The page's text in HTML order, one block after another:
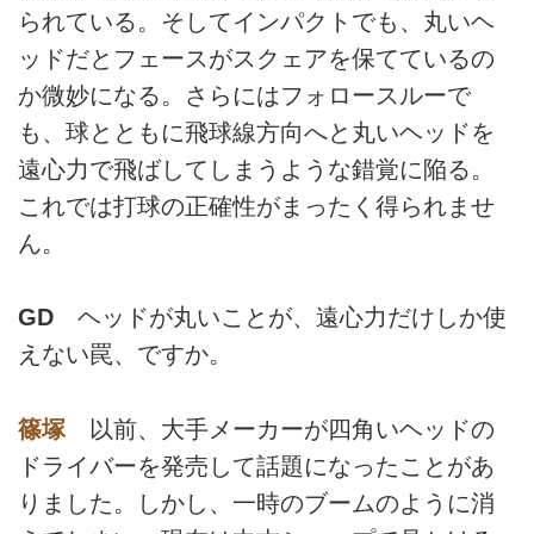
られている。そしてインパクトでも、丸いヘ
ッドだとフェースがスクェアを保てているの
か微妙になる。さらにはフォロースルーで
も、球とともに飛球線方向へと丸いヘッドを
遠心力で飛ばしてしまうような錯覚に陥る。
これでは打球の正確性がまったく得られませ
ん。
GD ヘッドが丸いことが、遠心力だけしか使
えない罠、ですか。
篠塚以前、大手メーカーが四角いヘッドの
ドライバーを発売して話題になったことがあ
りました。しかし、一時のブームのように消